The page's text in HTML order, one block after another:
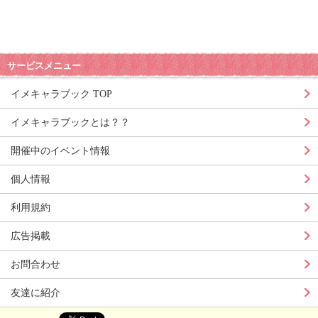
サービスメニュー
イメキャラブック TOP
イメキャラブックとは？？
開催中のイベント情報
個人情報
利用規約
広告掲載
お問合わせ
友達に紹介